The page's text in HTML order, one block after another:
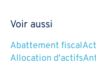
Voir aussi
Abattement fiscal
Allocation d'actifs